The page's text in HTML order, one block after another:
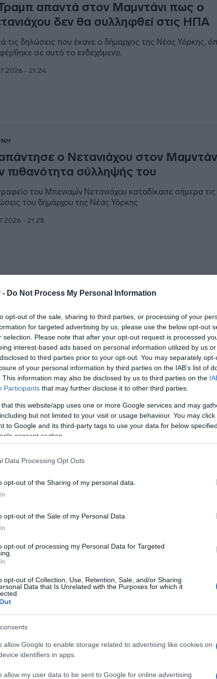
- Do Not Process My Personal Information
opt-out of the sale, sharing to third parties, or processing of your
for targeted advertising by us, please use the below opt-out
selection. Please note that after your opt-out request is processed
interest-based ads based on personal information utilized by us
to third parties prior to your opt-out. You may separately
of your personal information by third parties on the IAB’s list of
This information may also be disclosed by us to third parties on the
Participants that may further disclose it to other third parties.
that this website/app uses one or more Google services and may
but not limited to your visit or usage behaviour. You may
to Google and its third-party tags to use your data for below
consent section.
Data Processing Opt Outs
opt-out of the Sharing of my personal data.
opt-out of the Sale of my Personal Data.
opt-out of processing my Personal Data for Targeted
opt-out of Collection, Use, Retention, Sale, and/or Sharing
Data that Is Unrelated with the Purposes for which it
allow Google to enable storage related to advertising like cookies on
identifiers in apps.
allow my user data to be sent to Google for online advertising
απαντά στον Μαμντάνι πως ο
δεν θα συλληφθεί στις ΗΠΑ
τις δηλώσεις που έκανε ο δήμαρχος της Νέας Υόρκης,
σε αυτό το ενδεχόμενο.
- 21:24
ο Νετανιάχου στον
πιθανότητα σύλληψής του
του Μπενιαμίν Νετανιάχου καταδίκασε σήμερα τις
του δημάρχου της Νέας Υόρκης
- 21:28
Νετανιάχου
κάνουμε αυτό που μου επιτρέπει ο νόμος να κάνω στη
- 22:19
επικοινωνία Τραμπ και
ΗΠΑ στο Ιράν
- 23:34
Η πώληση F-35 στην Τουρκία
την ισορροπία δυνάμεων
Ανατολή – Η Άγκυρα έχει επιθετικές
ο πρωθυπουργός του Ισραήλ